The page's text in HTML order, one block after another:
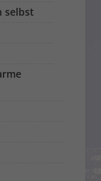
selbst